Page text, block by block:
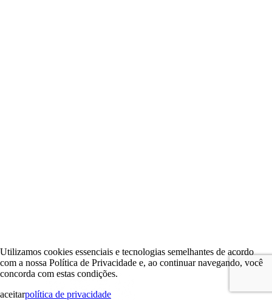
Utilizamos cookies essenciais e tecnologias semelhantes de acordo
com a nossa Política de Privacidade e, ao continuar navegando, você
concorda com estas condições.
aceitarpolítica de privacidade